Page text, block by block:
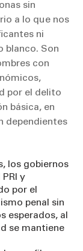
sin
a lo que nos
ni
blanco. Son
con
por el delito
básica, en
dependientes
los gobiernos
y
por el
penal sin
esperados, al
se mantiene